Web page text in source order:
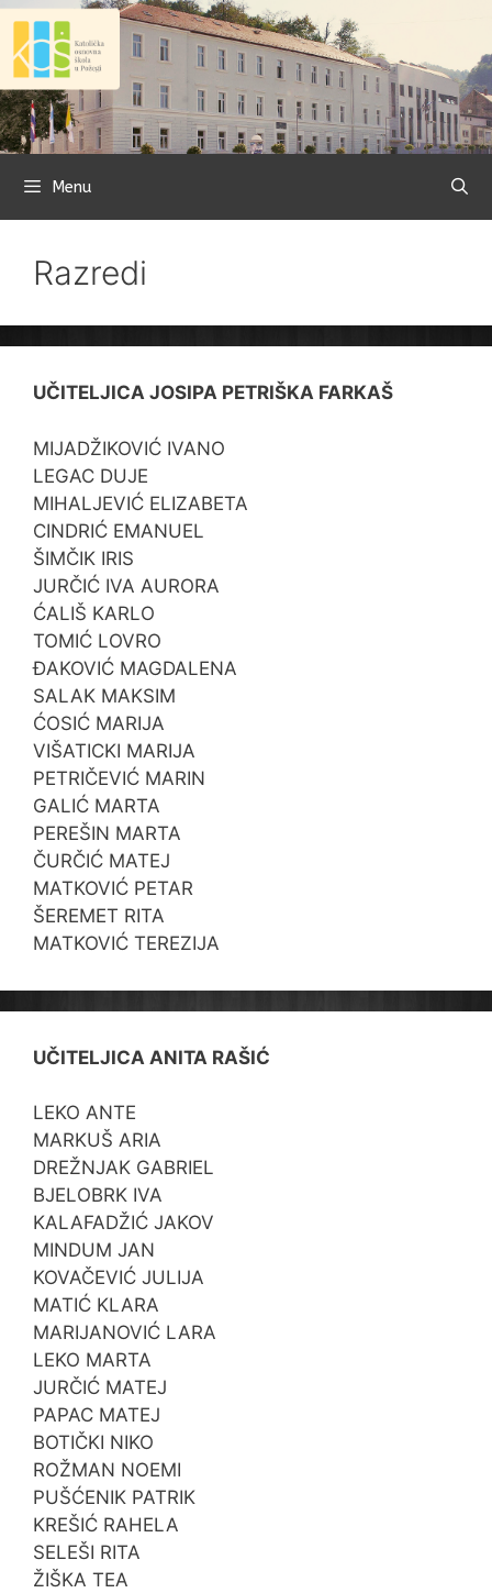
Preskoči
sadržaj
Menu
Razredi
UČITELJICA JOSIPA PETRIŠKA FARKAŠ
MIJADŽIKOVIĆ IVANO
LEGAC DUJE
MIHALJEVIĆ ELIZABETA
CINDRIĆ EMANUEL
ŠIMČIK IRIS
JURČIĆ IVA AURORA
ĆALIŠ KARLO
TOMIĆ LOVRO
ĐAKOVIĆ MAGDALENA
SALAK MAKSIM
ĆOSIĆ MARIJA
VIŠATICKI MARIJA
PETRIČEVIĆ MARIN
GALIĆ MARTA
PEREŠIN MARTA
ČURČIĆ MATEJ
MATKOVIĆ PETAR
ŠEREMET RITA
MATKOVIĆ TEREZIJA
UČITELJICA ANITA RAŠIĆ
LEKO ANTE
MARKUŠ ARIA
DREŽNJAK GABRIEL
BJELOBRK IVA
KALAFADŽIĆ JAKOV
MINDUM JAN
KOVAČEVIĆ JULIJA
MATIĆ KLARA
MARIJANOVIĆ LARA
LEKO MARTA
JURČIĆ MATEJ
PAPAC MATEJ
BOTIČKI NIKO
ROŽMAN NOEMI
PUŠĆENIK PATRIK
KREŠIĆ RAHELA
SELEŠI RITA
ŽIŠKA TEA